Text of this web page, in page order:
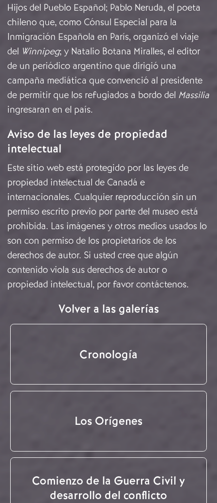
Hijos del Pueblo Español; Pablo Neruda, el poeta
chileno que, como Cónsul Especial para la
Inmigración Española en París, organizó el viaje
del Winnipeg; y Natalio Botana Miralles, el editor
de un periódico argentino que dirigió una
campaña mediática que convenció al presidente
de permitir que los refugiados a bordo del Massilia
ingresaran en el país.
Aviso de las leyes de propiedad
intelectual
Este sitio web está protegido por las leyes de
propiedad intelectual de Canadá e
internacionales. Cualquier reproducción sin un
permiso escrito previo por parte del museo está
prohibida. Las imágenes y otros medios usados lo
son con permiso de los propietarios de los
derechos de autor. Si usted cree que algún
contenido viola sus derechos de autor o
propiedad intelectual, por favor contáctenos.
Volver a las galerías
Cronología
Los Orígenes
Comienzo de la Guerra Civil y
desarrollo del conflicto